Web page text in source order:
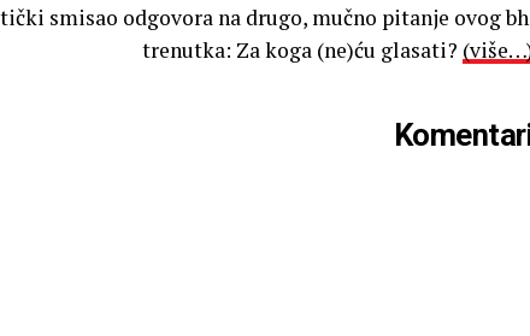
smisao odgovora na drugo, mučno pitanje ovog
trenutka: Za koga (ne)ću glasati?